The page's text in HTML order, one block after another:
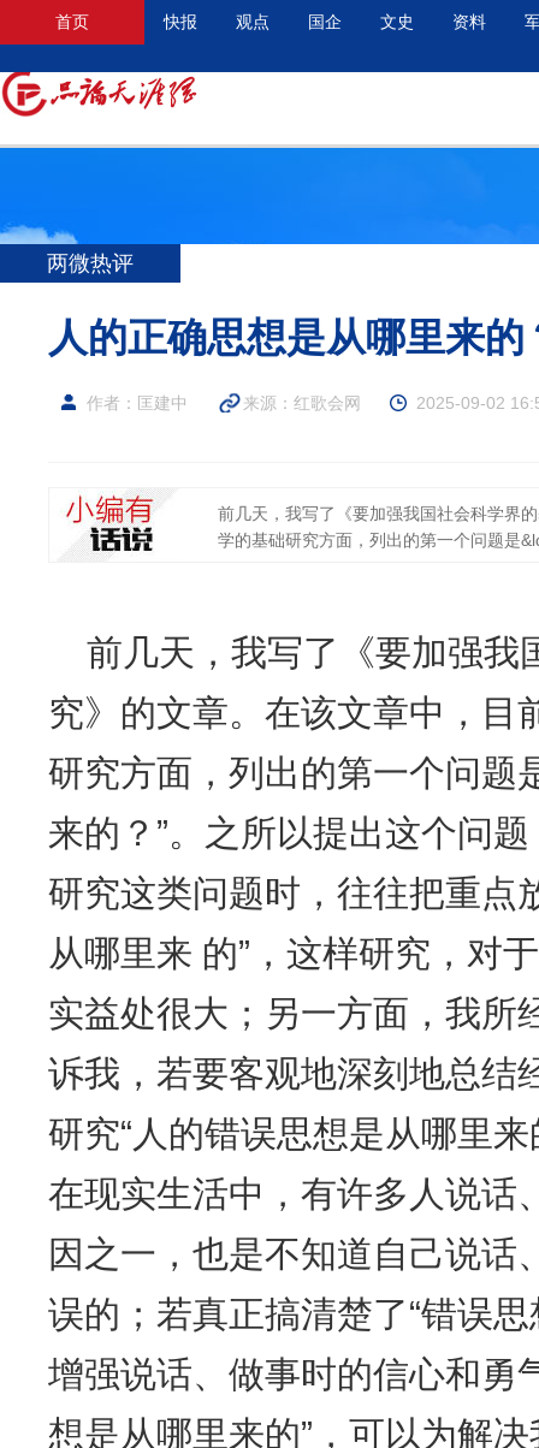
首页 快报 观点 国企 文史 资料
两微热评
人的正确思想是从哪里来的
作者：匡建中 来源： 红歌会网 2025-09-02
前几天，我写了《要加强我国社会科学界
学的基础研究方面，列出的第一个问题是
前几天，我写了《要加强我
究》的文章。在该文章中，目
研究方面，列出的第一个问题
来的？”。之所以提出这个问
研究这类问题时，往往把重点
从哪里来 的”，这样研究，对
实益处很大；另一方面，我所
诉我，若要客观地深刻地总结
研究“人的错误思想是从哪里
在现实生活中，有许多人说话
因之一，也是不知道自己说话
误的；若真正搞清楚了“错误
增强说话、做事时的信心和勇
想是从哪里来的”，可以为解